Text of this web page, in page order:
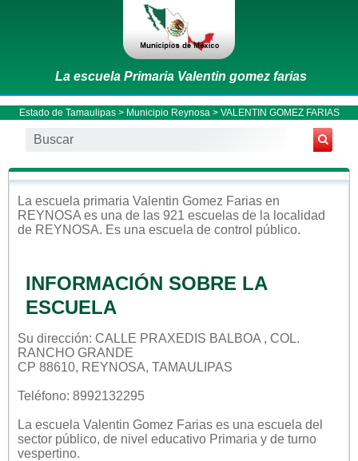
La escuela Primaria Valentin gomez farias
Estado de Tamaulipas> Municipio Reynosa > VALENTIN GOMEZ FARIAS
La escuela primaria Valentin Gomez Farias en
REYNOSA es una de las 921 escuelas de la localidad
de REYNOSA. Es una escuela de control público.
INFORMACIÓN SOBRE LA
ESCUELA
Su dirección: CALLE PRAXEDIS BALBOA , COL.
RANCHO GRANDE
CP 88610, REYNOSA, TAMAULIPAS
Teléfono: 8992132295
La escuela Valentin Gomez Farias es una escuela del
sector público, de nivel educativo Primaria y de turno
vespertino.